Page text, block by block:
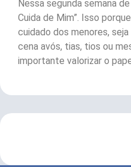
Nessa segunda semana
Cuida de Mim”. Isso
cuidado dos menores,
cena avós, tias, tios ou
importante valorizar o